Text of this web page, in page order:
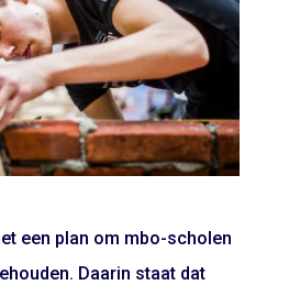
een plan om mbo-scholen
Daarin staat dat